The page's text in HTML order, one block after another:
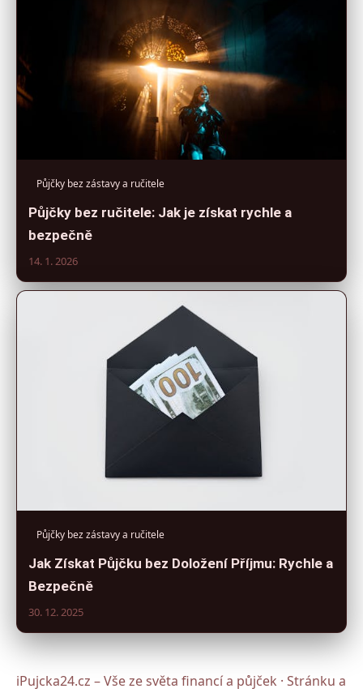
Půjčky bez zástavy a ručitele
Půjčky bez ručitele: Jak je získat rychle a
bezpečně
14. 1. 2026
Půjčky bez zástavy a ručitele
Jak Získat Půjčku bez Doložení Příjmu: Rychle a
Bezpečně
30. 12. 2025
iPujcka24.cz – Vše ze světa financí a půjček · Stránku a